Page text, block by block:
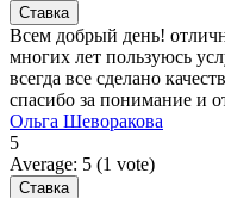
Всем добрый день!
многих лет пользуюсь
всегда все сделано
спасибо за понимание и
Ольга Шеворакова
5
Average: 5 (1 vote)